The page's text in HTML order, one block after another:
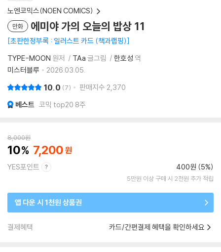
노엔코믹스(NOEN COMICS)
만화 에미야 가의 오늘의 밥상 11
초판한정부록 : 일러스트 카드 (책과랩핑)
TYPE-MOON 원저 TAa 글그림 한호성 역
미스터블루
2026.03.05.
10.0 7 판매지수 2,370
베스트 코믹 top20 8주
8,000원
10 7,200
YES포인트 400원 (5%)
5만원 이상 구매 시 2천원 추가 적립
앱 다운 시 1천원 상품권
결제혜택 카드/간편결제 혜택을 확인하세요